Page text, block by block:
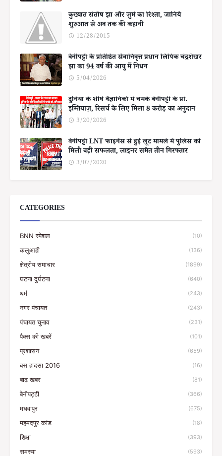
कुख्यात संतोष झा और जुर्म का रिश्ता, जानिये
शुरुआत से अब तक की कहानी
12/28/2015
बेनीपट्टी के प्रतिष्ठित सेवानिवृत्त प्रधान लिपिक चंद्रशेखर
झा का 94 वर्ष की आयु में निधन
5/04/2026
दुनिया के शीर्ष वैज्ञानिकों में चमके बेनीपट्टी के प्रो.
इम्तियाज़, रिसर्च के लिए मिला 8 करोड़ का अनुदान
3/20/2026
बेनीपट्टी LNT फाइनेंस से हुई लूट मामले में पुलिस को
मिली बड़ी सफलता, लाइनर समेत तीन गिरफ्तार
3/07/2020
CATEGORIES
BNN स्पेशल (10)
कलुआही (136)
क्षेत्रीय समाचार (1899)
घटना दुर्घटना (640)
धर्म (243)
नगर पंचायत (243)
पंचायत चुनाव (231)
पैक्स की खबरें (101)
प्रशासन (659)
बस हादसा 2016 (16)
बाढ़ खबर (81)
बेनीपट्टी (366)
मधवापुर (675)
महमदपुर कांड (18)
शिक्षा (393)
समस्या (593)